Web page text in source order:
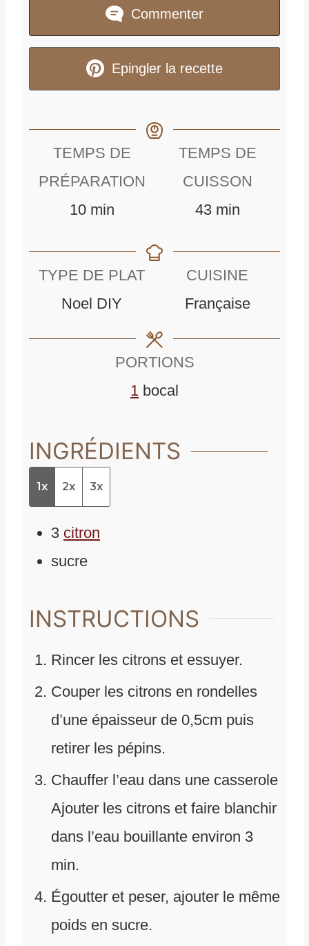
Commenter
Epingler la recette
TEMPS DE
PRÉPARATION
10m
u
min
TEMPS DE
CUISSON
43mmin
TYPE DE PLAT
Noel DIY
CUISINE
Française
PORTIONS
1 bocal
INGRÉDIENTS
1x 2x 3x
3 citron
sucre
INSTRUCTIONS
Rincer les citrons et essuyer.
Couper les citrons en rondelles
d’une épaisseur de 0,5cm puis
retirer les pépins.
Chauffer l’eau dans une casserole
Ajouter les citrons et faire blanchir
dans l’eau bouillante environ 3
min.
Égoutter et peser, ajouter le même
poids en sucre.